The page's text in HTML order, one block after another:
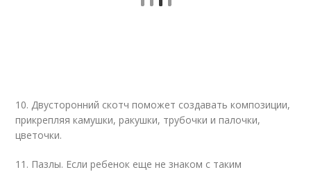
10. Двусторонний скотч поможет создавать композиции,
прикрепляя камушки, ракушки, трубочки и палочки,
цветочки.
11. Пазлы. Если ребенок еще не знаком с таким